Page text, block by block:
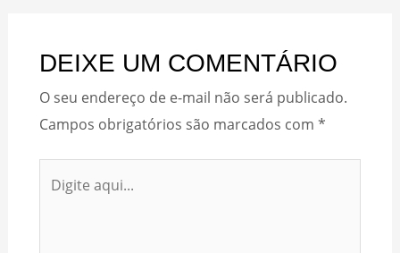
DEIXE UM COMENTÁRIO
O seu endereço de e-mail não será publicado.
Campos obrigatórios são marcados com *
aqui...